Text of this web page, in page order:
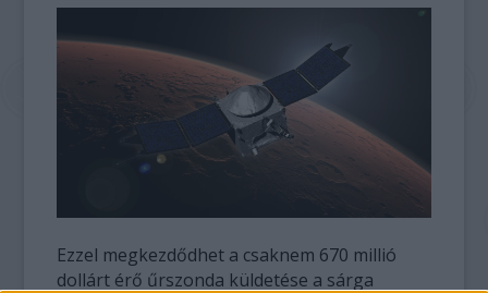
Ezzel megkezdődhet a csaknem 670 millió
dollárt érő űrszonda küldetése a sárga